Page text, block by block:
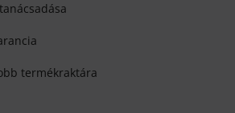
termékraktára